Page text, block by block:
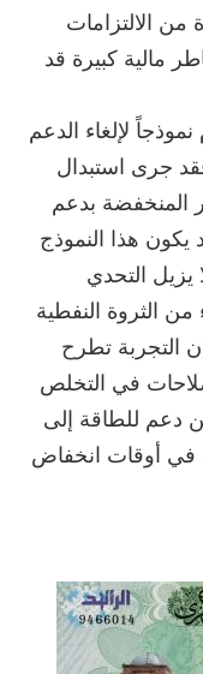
من الالتزامات
مالية كبيرة قد
لإلغاء الدعم
جرى استبدال
المنخفضة بدعم
هذا النموذج
يزيل التحدي
الثروة النفطية
التجربة تطرح
في التخلص
دعم للطاقة إلى
في أوقات انخفاض